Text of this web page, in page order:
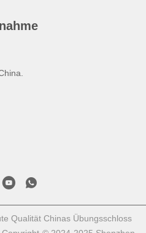
Qualität Chinas Übungsschloss